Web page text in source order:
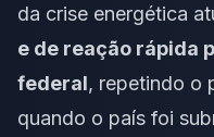
da crise energética
e de reação rápida
federal, repetindo o
quando o país foi